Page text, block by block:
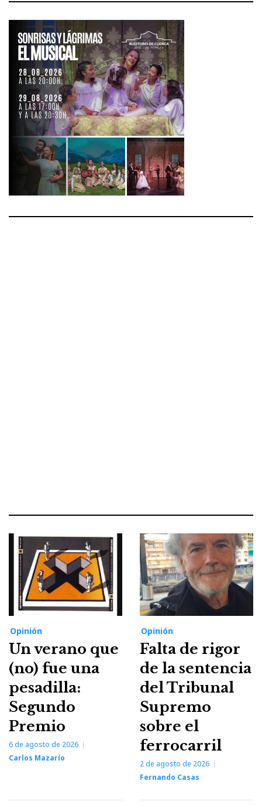
Opinión
Un verano que
(no) fue una
pesadilla:
Segundo
Premio
6 de agosto de 2026
Carlos Mazarío
Opinión
Falta de rigor
de la sentencia
del Tribunal
Supremo
sobre el
ferrocarril
2 de agosto de 2026
Fernando Casas